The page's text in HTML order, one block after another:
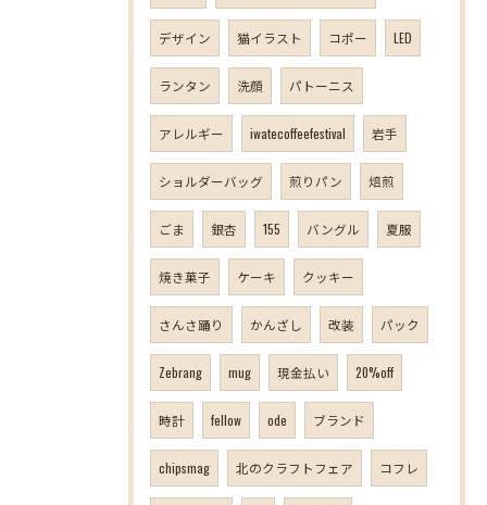
デザイン 猫イラスト コポー LED
ランタン 洗顔 パトーニス
アレルギー iwatecoffeefestival 岩手
ショルダーバッグ 煎りパン 焙煎
ごま 銀杏 155 バングル 夏服
焼き菓子 ケーキ クッキー
さんさ踊り かんざし 改装 パック
Zebrang mug 現金払い 20%off
時計 fellow ode ブランド
chipsmag 北のクラフトフェア コフレ